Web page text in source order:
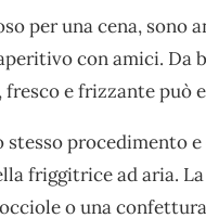
per una cena, sono
con amici. Da
e frizzante può
procedimento
friggitrice ad aria.
o una